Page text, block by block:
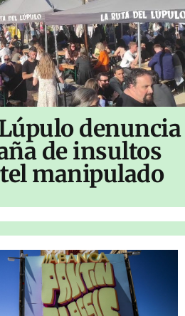
denuncia
de insultos
manipulado